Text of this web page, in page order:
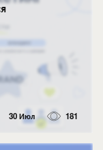
30 Июл 181